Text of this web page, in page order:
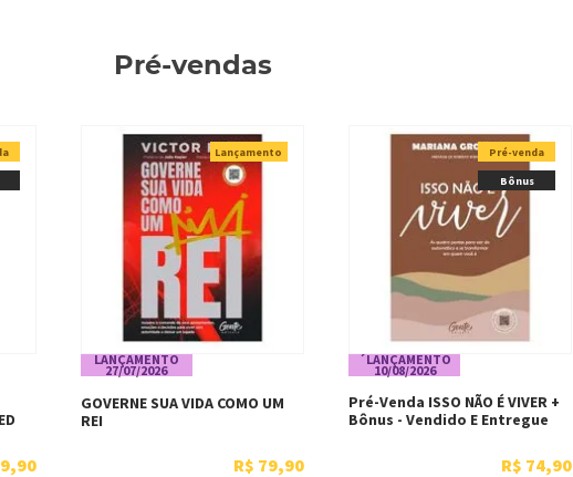
Pré-vendas
,90
Lançamento
LANÇAMENTO
27/07/2026
GOVERNE SUA VIDA COMO UM
REI
R$ 79,90
Pré-venda
Bônus
´LANÇAMENTO
10/08/2026
Pré-Venda ISSO NÃO É VIVER +
Bônus - Vendido E Entregue
R$ 74,90